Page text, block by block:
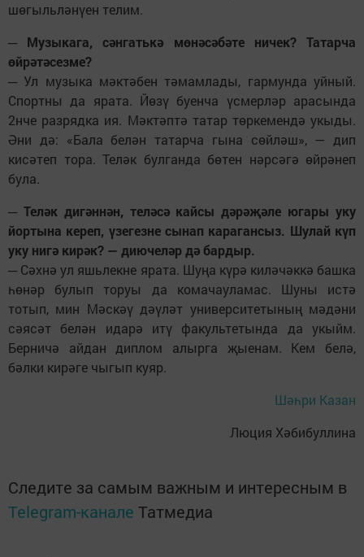
шөгыльләнүен телим.
─ Музыкага, сәнгатькә мөнәсәбәте ничек? Татарча
өйрәтәсезме?
─ Ул музыка мәктәбен тәмамлады, гармунда уйный.
Спортны да ярата. Йөзү буенча үсмерләр арасында
2нче разрядка ия. Мәктәптә татар төркемендә укыды.
Әни дә: «Бала белән татарча гына сөйләш», — дип
кисәтеп тора. Теләк булганда бөтен нәрсәгә өйрәнеп
була.
─ Теләк дигәннән, теләсә кайсы дәрәҗәле югары уку
йортына кереп, үзегезне сынап карагансыз. Шулай күп
уку нигә кирәк? — диючеләр дә бардыр.
─ Сәхнә ул яшьлекне ярата. Шуңа күрә киләчәккә башка
һөнәр булып торуы да комачауламас. Шуны истә
тотып, мин Мәскәү дәүләт университетының мәдәни
сәясәт белән идарә итү факультетында да укыйм.
Берничә айдан диплом алырга җыенам. Кем белә,
бәлки кирәге чыгып куяр.
Шәһри Казан
Люция Хәбибуллина
Следите за самым важным и интересным в
Telegram-канале Татмедиа